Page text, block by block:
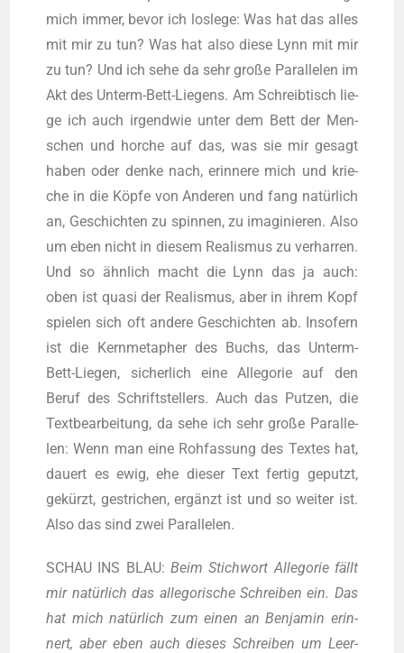
mich immer, bevor ich los­le­ge: Was hat das alles
mit mir zu tun? Was hat also die­se Lynn mit mir
zu tun? Und ich sehe da sehr gro­ße Par­al­le­len im
Akt des Unterm-Bett-Lie­gens. Am Schreib­tisch lie­
ge ich auch irgend­wie unter dem Bett der Men­
schen und hor­che auf das, was sie mir gesagt
haben oder den­ke nach, erin­ne­re mich und krie­
che in die Köp­fe von Ande­ren und fang natür­lich
an, Geschich­ten zu spin­nen, zu ima­gi­nie­ren. Also
um eben nicht in die­sem Rea­lis­mus zu ver­har­ren.
Und so ähn­lich macht die Lynn das ja auch:
oben ist qua­si der Rea­lis­mus, aber in ihrem Kopf
spie­len sich oft ande­re Geschich­ten ab. Inso­fern
ist die Kern­me­ta­pher des Buchs, das Unterm-
Bett-Lie­gen, sicher­lich eine Alle­go­rie auf den
Beruf des Schrift­stel­lers. Auch das Put­zen, die
Text­be­ar­bei­tung, da sehe ich sehr gro­ße Par­al­le­
len: Wenn man eine Roh­fas­sung des Tex­tes hat,
dau­ert es ewig, ehe die­ser Text fer­tig geputzt,
gekürzt, gestri­chen, ergänzt ist und so wei­ter ist.
Also das sind zwei Parallelen.
SCHAU INS BLAU: Beim Stich­wort Alle­go­rie fällt
mir natür­lich das alle­go­ri­sche Schrei­ben ein. Das
hat mich natür­lich zum einen an Ben­ja­min erin­
nert, aber eben auch die­ses Schrei­ben um Leer­